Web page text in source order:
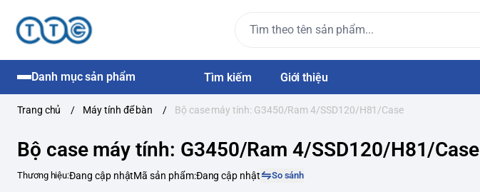
Danh mục sản phẩm Tìm kiếm Giới thiệu
Trang chủ / Máy tính để bàn / Bộ case máy tính: G3450/Ram 4/SSD120/H81/Case
Bộ case máy tính: G3450/Ram 4/SSD120/H81/Case
Thương hiệu:Đang cập nhậtMã sản phẩm:Đang cập nhật So sánh